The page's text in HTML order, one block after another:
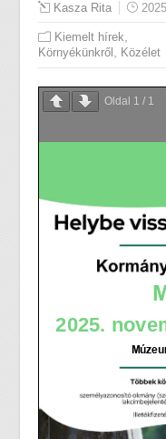
Kasza Rita
Kiemelt hírek
Környékünkről Közélet
Oldal 1 / 1